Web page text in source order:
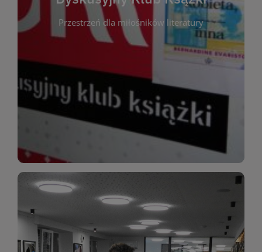
Przestrzeń dla miłośników literatury
Dyskusyjny Klub Ksążki
Dyskusyjny Klub Książki to przestrzeń dla
miłośników literatury, którzy lubią dzielić się
opiniami i emocjami po lekturze. Spotykamy się
regularnie, by rozmawiać o wybranych tytułach z
różnych gatunków literackich. Każde spotkanie to
okazja do inspirującej dyskusji, wymiany
WIĘCEJ